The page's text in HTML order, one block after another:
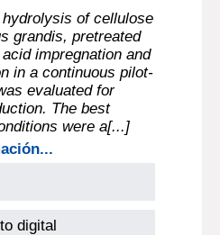
of cellulose
grandis, pretreated
impregnation and
in a continuous pilot-
evaluated for
The best
were a[...]
digital